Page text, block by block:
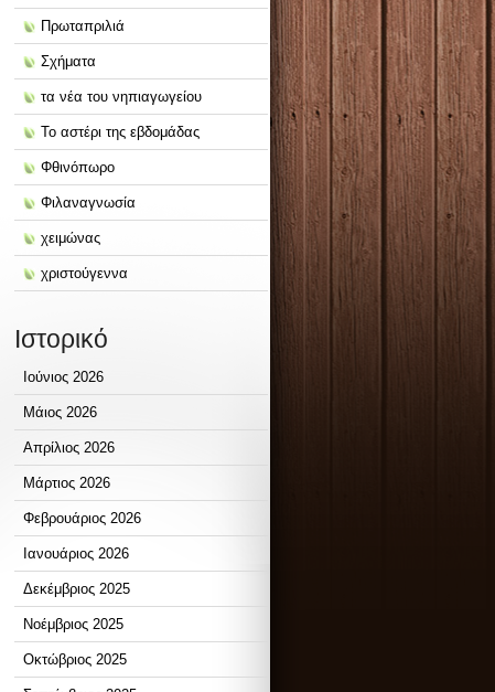
Πρωταπριλιά
Σχήματα
τα νέα του νηπιαγωγείου
Το αστέρι της εβδομάδας
Φθινόπωρο
Φιλαναγνωσία
χειμώνας
χριστούγεννα
Ιστορικό
Ιούνιος 2026
Μάιος 2026
Απρίλιος 2026
Μάρτιος 2026
Φεβρουάριος 2026
Ιανουάριος 2026
Δεκέμβριος 2025
Νοέμβριος 2025
Οκτώβριος 2025